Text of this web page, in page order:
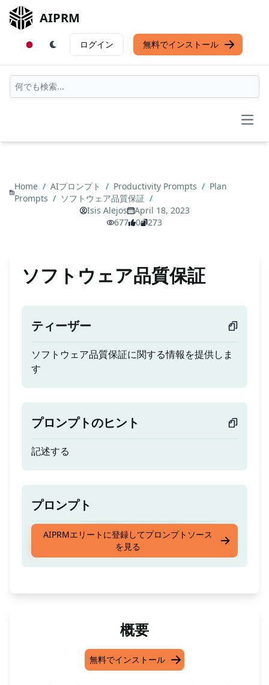
AIPRM
ログイン 無料でインストール
Home / AIプロンプト / Productivity Prompts / Plan
Prompts / ソフトウェア品質保証 /
Isis Alejos
April 18, 2023
677
0 273
ソフトウェア品質保証
ティーザー
ソフトウェア品質保証に関する情報を提供しま
す
プロンプトのヒント
記述する
プロンプト
ソフトウェア品質保証に関する情報を提供しま
AIPRMエリートに登録してプロンプトソース
を見る
概要
無料でインストール